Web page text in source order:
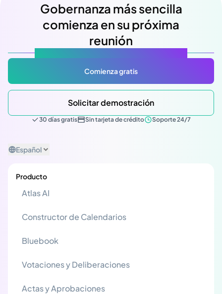
Gobernanza más sencilla
comienza en su próxima
reunión
Comienza gratis
Solicitar demostración
30 días gratis Sin tarjeta de crédito Soporte 24/7
Español
Producto
Atlas AI
Constructor de Calendarios
Bluebook
Votaciones y Deliberaciones
Actas y Aprobaciones